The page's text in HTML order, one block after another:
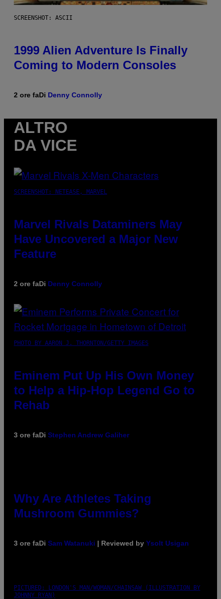
SCREENSHOT: ASCII
1999 Alien Adventure Is Finally
Coming to Modern Consoles
2 ore faDi Denny Connolly
ALTRO
DA VICE
SCREENSHOT: NETEASE, MARVEL
Marvel Rivals Dataminers May
Have Uncovered a Major New
Feature
2 ore faDi Denny Connolly
PHOTO BY AARON J. THORNTON/GETTY IMAGES
Eminem Put Up His Own Money
to Help a Hip-Hop Legend Go to
Rehab
3 ore faDi Stephen Andrew Galiher
Why Are Athletes Taking
Mushroom Gummies?
3 ore faDi Sam Watanuki | Reviewed by Ysolt Usigan
PICTURED: LONDON'S MAN/WOMAN/CHAINSAW (ILLUSTRATION BY
JOHNNY RYAN)